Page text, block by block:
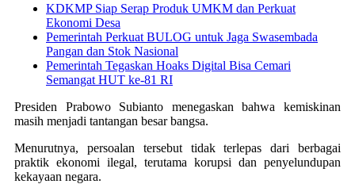
KDKMP Siap Serap Produk UMKM dan Perkuat
Ekonomi Desa
Pemerintah Perkuat BULOG untuk Jaga Swasembada
Pangan dan Stok Nasional
Pemerintah Tegaskan Hoaks Digital Bisa Cemari
Semangat HUT ke-81 RI
Presiden Prabowo Subianto menegaskan bahwa kemiskinan
masih menjadi tantangan besar bangsa.
Menurutnya, persoalan tersebut tidak terlepas dari berbagai
praktik ekonomi ilegal, terutama korupsi dan penyelundupan
kekayaan negara.